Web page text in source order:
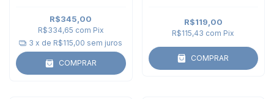
R$345,00
R$334,65 com Pix
3 x de R$115,00 sem juros
COMPRAR
R$119,00
R$115,43 com Pix
COMPRAR